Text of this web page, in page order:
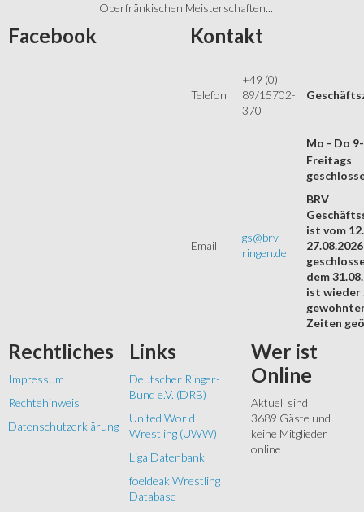
Oberfränkischen Meisterschaften...
Facebook Kontakt
Telefon
+49 (0)
89/15702-
370
Mo - Do
Email
gs@brv-
ringen.de
Freitags
BRV
ist vom
27.08.2026
dem
ist wieder
Zeiten
Rechtliches
Impressum
Rechtehinweis
Datenschutzerklärung
Links
Deutscher Ringer-
Bund e.V. (DRB)
United World
Wrestling (UWW)
Liga Datenbank
foeldeak Wrestling
Database
Wer ist
Online
Aktuell sind
3689 Gäste und
keine Mitglieder
online